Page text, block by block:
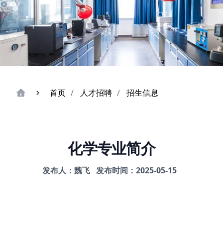
首页 人才招聘 招生信息
化学专业简介
发布人：魏飞 发布时间：2025-05-15